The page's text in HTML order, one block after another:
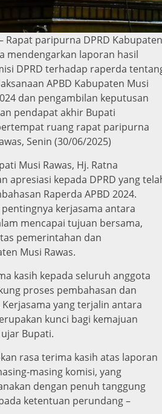
– Rapat paripurna DPRD Kabupaten
mendengarkan laporan hasil
DPRD terhadap raperda
APBD Kabupaten Musi
dan pengambilan keputusan
pendapat akhir Bupati
ruang rapat paripurna
Senin (30/06/2025)
Musi Rawas, Hj. Ratna
apresiasi kepada DPRD yang
Raperda APBD 2024.
kerjasama antara
mencapai tujuan bersama,
pemerintahan dan
Musi Rawas.
kasih kepada seluruh anggota
proses pembahasan dan
yang terjalin antara
kunci bagi kemajuan
Bupati.
rasa terima kasih atas laporan
masing komisi, yang
dengan penuh tanggung
ketentuan perundang –